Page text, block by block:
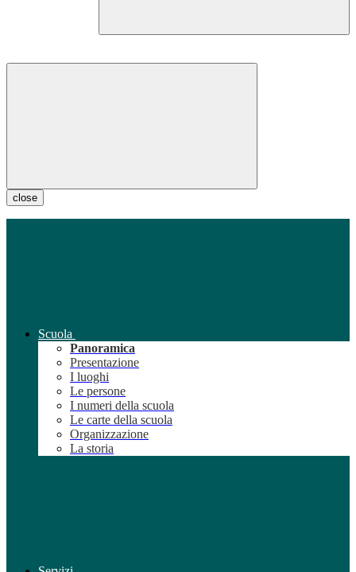
close
Scuola
Panoramica
Presentazione
I luoghi
Le persone
I numeri della scuola
Le carte della scuola
Organizzazione
La storia